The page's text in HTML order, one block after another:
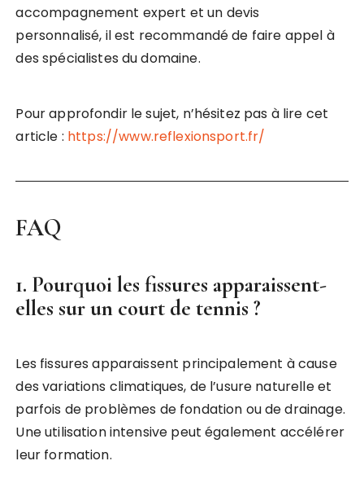
accompagnement expert et un devis
personnalisé, il est recommandé de faire appel à
des spécialistes du domaine.
Pour approfondir le sujet, n’hésitez pas à lire cet
article : https://www.reflexionsport.fr/
FAQ
1. Pourquoi les fissures apparaissent-
elles sur un court de tennis ?
Les fissures apparaissent principalement à cause
des variations climatiques, de l’usure naturelle et
parfois de problèmes de fondation ou de drainage.
Une utilisation intensive peut également accélérer
leur formation.